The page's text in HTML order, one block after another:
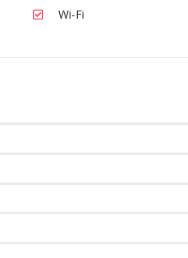
Wi-Fi